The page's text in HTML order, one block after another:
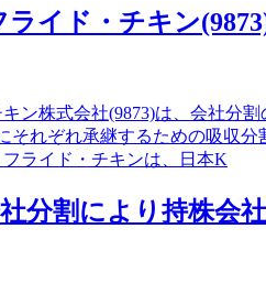
イド・チキン
ン株式会社(9873)は、会社分
それぞれ承継するための吸収
ライド・チキンは、日本K
分割により持株会